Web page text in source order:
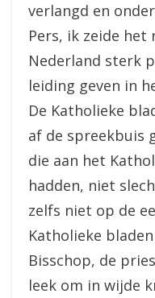
verlangd en
Pers, ik zeide het
Nederland sterk
leiding geven in
De Katholieke
af de spreekbuis
die aan het
hadden, niet
zelfs niet op de
Katholieke
Bisschop, de
leek om in wijde